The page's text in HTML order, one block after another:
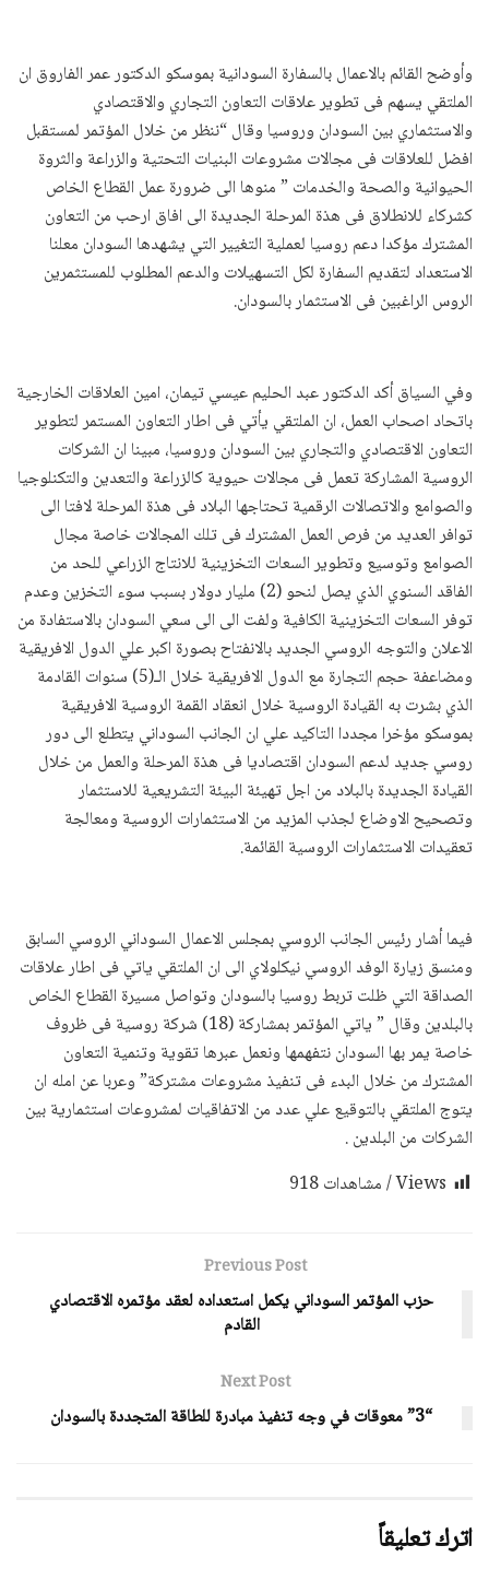
وأوضح القائم بالاعمال بالسفارة السودانية بموسكو الدكتور عمر الفاروق ان
الملتقي يسهم فى تطوير علاقات التعاون التجاري والاقتصادي
والاستثماري بين السودان وروسيا وقال “ننظر من خلال المؤتمر لمستقبل
افضل للعلاقات فى مجالات مشروعات البنيات التحتية والزراعة والثروة
الحيوانية والصحة والخدمات ” منوها الى ضرورة عمل القطاع الخاص
كشركاء للانطلاق فى هذة المرحلة الجديدة الى افاق ارحب من التعاون
المشترك مؤكدا دعم روسيا لعملية التغيير التي يشهدها السودان معلنا
الاستعداد لتقديم السفارة لكل التسهيلات والدعم المطلوب للمستثمرين
الروس الراغبين فى الاستثمار بالسودان.
وفي السياق أكد الدكتور عبد الحليم عيسي تيمان، امين العلاقات الخارجية
باتحاد اصحاب العمل، ان الملتقي يأتي فى اطار التعاون المستمر لتطوير
التعاون الاقتصادي والتجاري بين السودان وروسيا، مبينا ان الشركات
الروسية المشاركة تعمل فى مجالات حيوية كالزراعة والتعدين والتكنلوجيا
والصوامع والاتصالات الرقمية تحتاجها البلاد فى هذة المرحلة لافتا الى
توافر العديد من فرص العمل المشترك فى تلك المجالات خاصة مجال
الصوامع وتوسيع وتطوير السعات التخزينية للانتاج الزراعي للحد من
الفاقد السنوي الذي يصل لنحو (2) مليار دولار بسبب سوء التخزين وعدم
توفر السعات التخزينية الكافية ولفت الى الى سعي السودان بالاستفادة من
الاعلان والتوجه الروسي الجديد بالانفتاح بصورة اكبر علي الدول الافريقية
ومضاعفة حجم التجارة مع الدول الافريقية خلال الـ(5) سنوات القادمة
الذي بشرت به القيادة الروسية خلال انعقاد القمة الروسية الافريقية
بموسكو مؤخرا مجددا التاكيد علي ان الجانب السوداني يتطلع الى دور
روسي جديد لدعم السودان اقتصاديا فى هذة المرحلة والعمل من خلال
القيادة الجديدة بالبلاد من اجل تهيئة البيئة التشريعية للاستثمار
وتصحيح الاوضاع لجذب المزيد من الاستثمارات الروسية ومعالجة
تعقيدات الاستثمارات الروسية القائمة.
فيما أشار رئيس الجانب الروسي بمجلس الاعمال السوداني الروسي السابق
ومنسق زيارة الوفد الروسي نيكلولاي الى ان الملتقي ياتي فى اطار علاقات
الصداقة التي ظلت تربط روسيا بالسودان وتواصل مسيرة القطاع الخاص
بالبلدين وقال ” ياتي المؤتمر بمشاركة (18) شركة روسية فى ظروف
خاصة يمر بها السودان نتفهمها ونعمل عبرها تقوية وتنمية التعاون
المشترك من خلال البدء فى تنفيذ مشروعات مشتركة” وعربا عن امله ان
يتوج الملتقي بالتوقيع علي عدد من الاتفاقيات لمشروعات استثمارية بين
الشركات من البلدين .
Views / مشاهدات
918
Previous Post
حزب المؤتمر السوداني يكمل استعداده لعقد مؤتمره الاقتصادي
القادم
Next Post
“3” معوقات في وجه تنفيذ مبادرة للطاقة المتجددة بالسودان
اترك تعليقاً